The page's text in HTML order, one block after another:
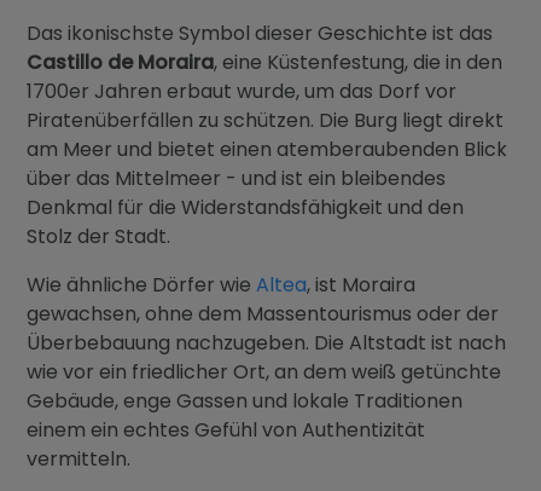
Das ikonischste Symbol dieser Geschichte ist das
Castillo de Moraira, eine Küstenfestung, die in den
1700er Jahren erbaut wurde, um das Dorf vor
Piratenüberfällen zu schützen. Die Burg liegt direkt
am Meer und bietet einen atemberaubenden Blick
über das Mittelmeer - und ist ein bleibendes
Denkmal für die Widerstandsfähigkeit und den
Stolz der Stadt.
Wie ähnliche Dörfer wieAltea, ist Moraira
gewachsen, ohne dem Massentourismus oder der
Überbebauung nachzugeben. Die Altstadt ist nach
wie vor ein friedlicher Ort, an dem weiß getünchte
Gebäude, enge Gassen und lokale Traditionen
einem ein echtes Gefühl von Authentizität
vermitteln.